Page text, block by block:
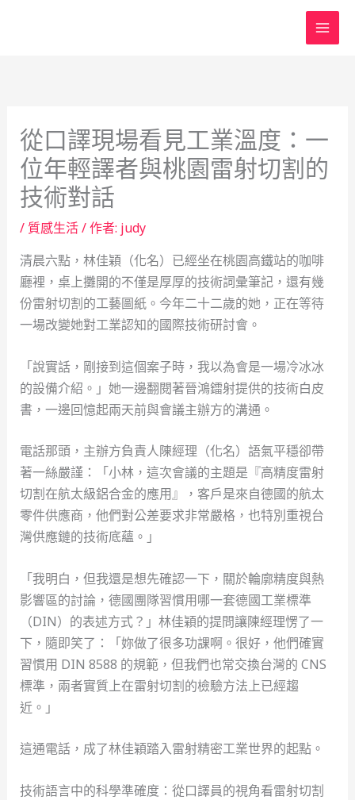
從口譯現場看見工業溫度：一
位年輕譯者與桃園雷射切割的
技術對話
/ 質感生活/ 作者: judy
清晨六點，林佳穎（化名）已經坐在桃園高鐵站的咖啡
廳裡，桌上攤開的不僅是厚厚的技術詞彙筆記，還有幾
份雷射切割的工藝圖紙。今年二十二歲的她，正在等待
一場改變她對工業認知的國際技術研討會。
「說實話，剛接到這個案子時，我以為會是一場冷冰冰
的設備介紹。」她一邊翻閱著晉鴻鐳射提供的技術白皮
書，一邊回憶起兩天前與會議主辦方的溝通。
電話那頭，主辦方負責人陳經理（化名）語氣平穩卻帶
著一絲嚴謹：「小林，這次會議的主題是『高精度雷射
切割在航太級鋁合金的應用』，客戶是來自德國的航太
零件供應商，他們對公差要求非常嚴格，也特別重視台
灣供應鏈的技術底蘊。」
「我明白，但我還是想先確認一下，關於輪廓精度與熱
影響區的討論，德國團隊習慣用哪一套德國工業標準
（DIN）的表述方式？」林佳穎的提問讓陳經理愣了一
下，隨即笑了：「妳做了很多功課啊。很好，他們確實
習慣用 DIN 8588 的規範，但我們也常交換台灣的 CNS
標準，兩者實質上在雷射切割的檢驗方法上已經趨
近。」
這通電話，成了林佳穎踏入雷射精密工業世界的起點。
技術語言中的科學準確度：從口譯員的視角看雷射切割